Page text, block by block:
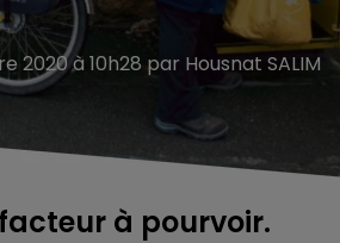
2020 à 10h28 par Housnat SALIM
à pourvoir.